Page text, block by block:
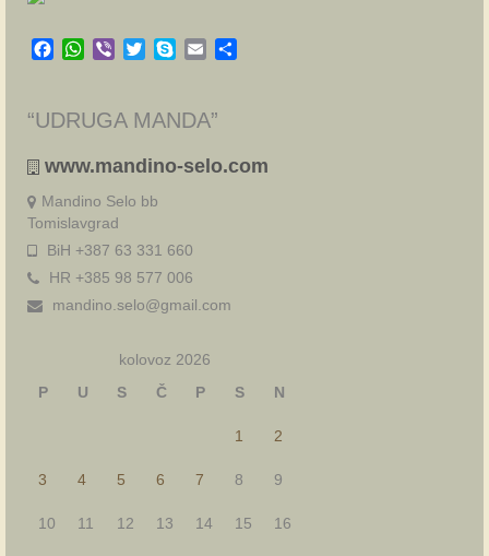
Facebook
WhatsApp
Viber TwitterSkypeEmail
“UDRUGA MANDA”
www.mandino-selo.com
Mandino Selo bb
Tomislavgrad
BiH +387 63 331 660
HR +385 98 577 006
mandino.selo@gmail.com
kolovoz 2026
P
U S Č P S N
1 2
3 4 5 6 7 8 9
10 11 12 13 14 15 16